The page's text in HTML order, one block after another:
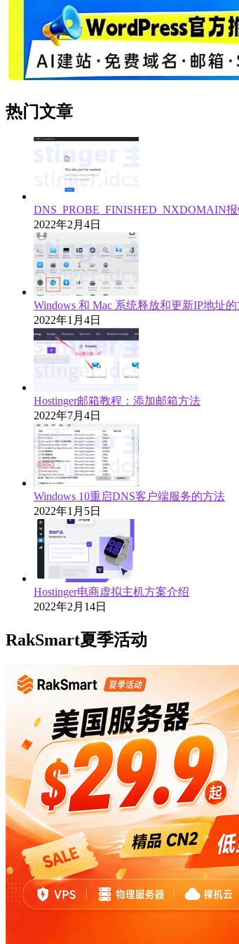
热门文章
DNS_PROBE_FINISHED_NXDOMAIN
2022年2月4日
Windows 和 Mac 系统释放和更新IP地址
2022年1月4日
Hostinger邮箱教程：添加邮箱方法
2022年7月4日
Windows 10重启DNS客户端服务的方法
2022年1月5日
Hostinger电商虚拟主机方案介绍
2022年2月14日
RakSmart夏季活动